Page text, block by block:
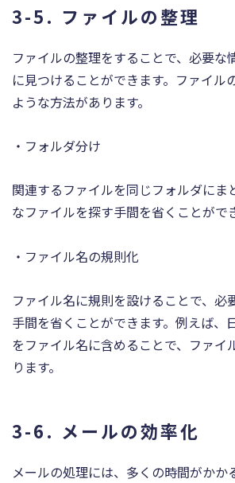
3-5. ファイルの整理
ファイルの整理をすることで、必要な
に見つけることができます。ファイル
ような方法があります。
・フォルダ分け
関連するファイルを同じフォルダにま
なファイルを探す手間を省くことがで
・ファイル名の規則化
ファイル名に規則を設けることで、必
手間を省くことができます。例えば、
をファイル名に含めることで、ファイ
ります。
3-6. メールの効率化
メールの処理には、多くの時間がかか